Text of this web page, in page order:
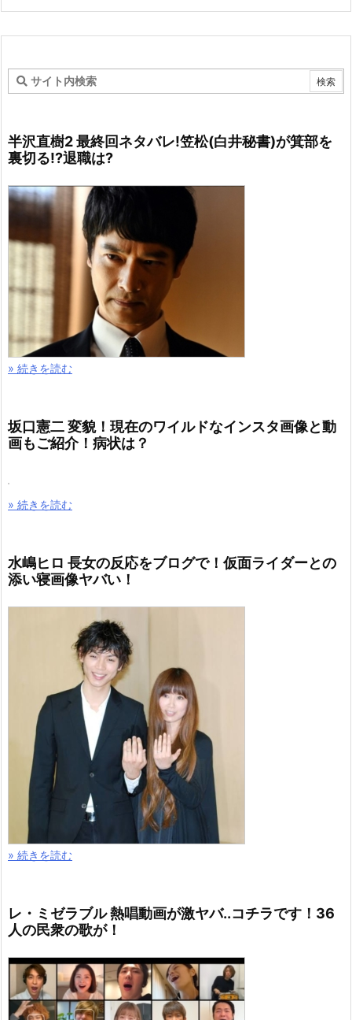
半沢直樹2 最終回ネタバレ!笠松(白井秘書)が箕部を
裏切る!?退職は?
» 続きを読む
坂口憲二 変貌！現在のワイルドなインスタ画像と動
画もご紹介！病状は？
» 続きを読む
水嶋ヒロ 長女の反応をブログで！仮面ライダーとの
添い寝画像ヤバい！
» 続きを読む
レ・ミゼラブル 熱唱動画が激ヤバ..コチラです！36
人の民衆の歌が！